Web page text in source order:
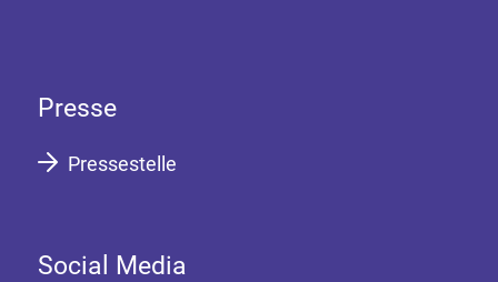
Presse
Pressestelle
Social Media